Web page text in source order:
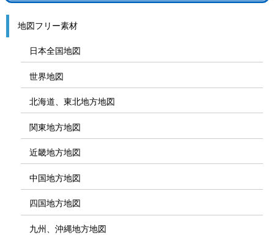
地図フリー素材
日本全国地図
世界地図
北海道、東北地方地図
関東地方地図
近畿地方地図
中国地方地図
四国地方地図
九州、沖縄地方地図